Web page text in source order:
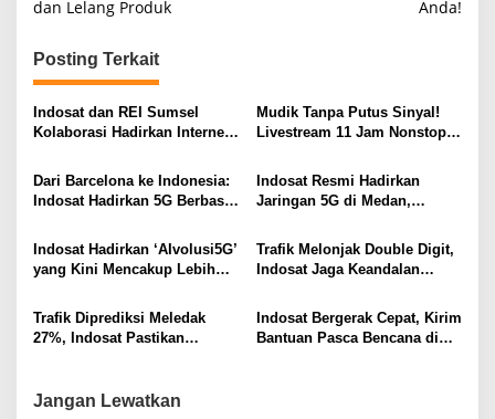
v
i
g
a
s
i
p
s
dan Lelang Produk Anda!
Posting Terkait
Indosat dan REI Sumsel
Kolaborasi Hadirkan Internet
Hunian
Mudik Tanpa Putus Sinyal!
Livestream 11 Jam Nonstop
Pecahkan Rekor
Dari Barcelona ke Indonesia:
Indosat Hadirkan 5G Berbasis
Indosat Resmi Hadirkan
Jaringan 5G di Medan,
Kota
Indosat Hadirkan ‘AIvolusi5G’
yang Kini Mencakup Lebih
Trafik Melonjak Double Digit,
Indosat Jaga Keandalan
Baru
Trafik Diprediksi Meledak
27%, Indosat Pastikan
Indosat Bergerak Cepat, Kirim
Bantuan Pasca Bencana di
Jangan Lewatkan